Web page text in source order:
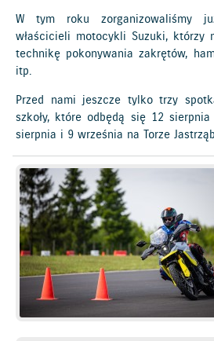
W tym roku zorganizowaliśmy
właścicieli motocykli Suzuki, którzy
technikę pokonywania zakrętów,
itp.
Przed nami jeszcze tylko trzy
szkoły, które odbędą się 12
sierpnia i 9 września na Torze